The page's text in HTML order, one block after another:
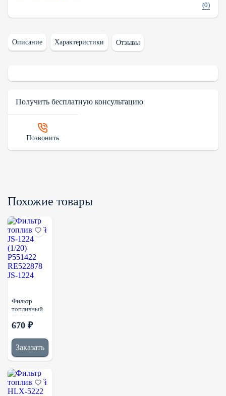
(0)
Описание Характеристики Отзывы
Получить бесплатную консультацию
Позвонить
Похожие товары
Фильтр
топливный
JS-1224
(1/20)
RE522878
JS-1224
670 ₽
Заказать